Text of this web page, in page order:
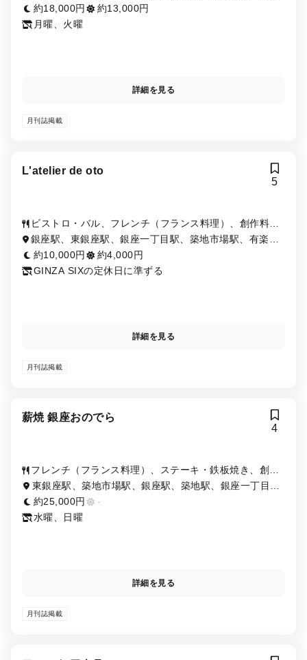
一丁目駅、内幸町駅、築地市場駅、汐留駅
約18,000円
約13,000円
月曜、火曜
詳細を見る
月刊誌掲載
L'atelier de oto
5
ビストロ・バル、フレンチ（フランス料理）、創作料
理・イノベーティブ・フュージョン
銀座駅、東銀座駅、銀座一丁目駅、築地市場駅、有楽町
駅、日比谷駅、新橋駅
約10,000円
約4,000円
GINZA SIXの定休日に準ずる
詳細を見る
月刊誌掲載
薪焼 銀座おのでら
4
フレンチ（フランス料理）、ステーキ・鉄板焼き、創作
料理・イノベーティブ・フュージョン
東銀座駅、築地市場駅、銀座駅、築地駅、銀座一丁目
駅、新富町駅
約25,000円
-
水曜、日曜
詳細を見る
月刊誌掲載